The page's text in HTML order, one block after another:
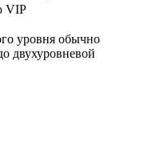
VIP
уровня обычно
двухуровневой